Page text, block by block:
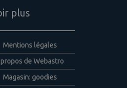
plus
Mentions légales
de Webastro
Magasin: goodies